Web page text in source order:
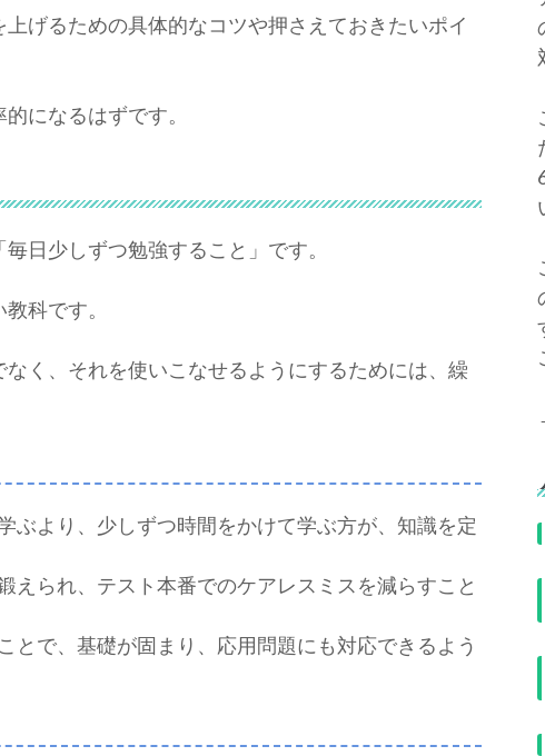
げるための具体的なコツや押さえておきたいポイ
になるはずです。
日少しずつ勉強すること」です。
科です。
く、それを使いこなせるようにするためには、繰
ぶより、少しずつ時間をかけて学ぶ方が、知識を定
えられ、テスト本番でのケアレスミスを減らすこと
とで、基礎が固まり、応用問題にも対応できるよう